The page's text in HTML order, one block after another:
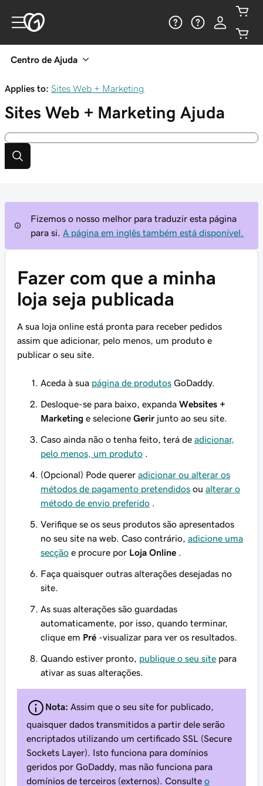
Centro de Ajuda
Applies to: Sites Web + Marketing
Sites Web + Marketing Ajuda
Fizemos o nosso melhor para traduzir esta página
para si.
A página em inglês também está disponível.
Fazer com que a minha
loja seja publicada
A sua loja online está pronta para receber pedidos
assim que adicionar, pelo menos, um produto e
publicar o seu site.
Aceda à sua página de produtos GoDaddy.
Desloque-se para baixo, expanda Websites +
Marketing e selecione Gerir junto ao seu site.
Caso ainda não o tenha feito, terá de adicionar,
pelo menos, um produto
(Opcional) Pode querer adicionar ou alterar os
métodos de pagamento pretendidos ou alterar o
método de envio preferido
Verifique se os seus produtos são apresentados
no seu site na web. Caso contrário, adicione uma
secção e procure por Loja Online
Faça quaisquer outras alterações desejadas no
site.
As suas alterações são guardadas
automaticamente, por isso, quando terminar,
clique em Pré -visualizar para ver os resultados.
Quando estiver pronto, publique o seu site para
ativar as suas alterações.
Nota: Assim que o seu site for publicado,
quaisquer dados transmitidos a partir dele serão
encriptados utilizando um certificado SSL (Secure
Sockets Layer). Isto funciona para domínios
geridos por GoDaddy, mas não funciona para
domínios de terceiros (externos). Consulte o